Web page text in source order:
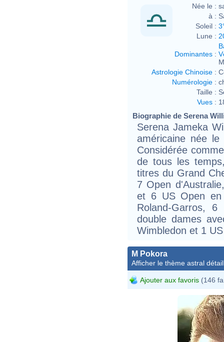
Née le :
à :
Soleil :
Lune :
Dominantes :
Astrologie Chinoise :
Numérologie :
Taille :
Vues :
Biographie de Serena
Serena Jameka
américaine née
Considérée
de tous les
titres du Grand
7 Open
et 6 US Open
Roland-Garros,
double dames
Wimbledon et 1
M Pokora
Afficher le thème astral
Ajouter aux favoris (146